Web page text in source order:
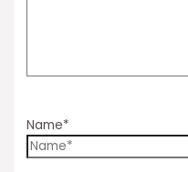
Name*